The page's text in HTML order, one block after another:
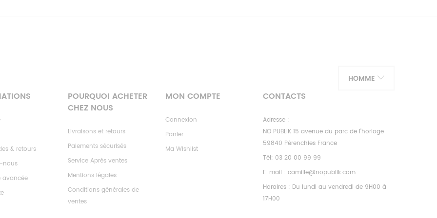
HOMME
& retours
nous
avancée
POURQUOI ACHETER
CHEZ NOUS
Livraisons et retours
Paiements sécurisés
Service Après ventes
Mentions légales
Conditions générales de
ventes
MON COMPTE
Connexion
Panier
Ma Wishlist
CONTACTS
Adresse :
NO PUBLIK 15 avenue du parc de l'horloge
59840 Pérenchies France
Tél: 03 20 00 99 99
E-mail : camille@nopublik.com
Horaires : Du lundi au vendredi de 9H00 à
17H00